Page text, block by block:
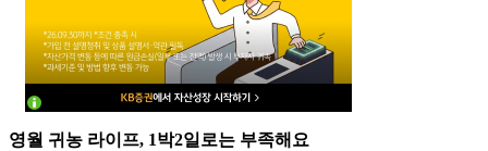
영월 귀농 라이프, 1박2일로는 부족해요